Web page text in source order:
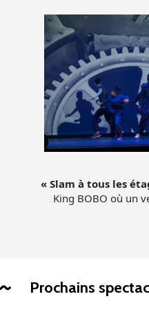
« Slam à tous les
King BOBO où un
Prochains